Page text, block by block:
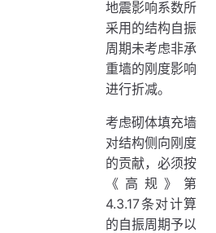
地震影响系数所
采用的结构自振
周期未考虑非承
重墙的刚度影响
进行折减。
考虑砌体填充墙
对结构侧向刚度
的贡献，必须按
《高规》第
4.3.17条对计算
的自振周期予以